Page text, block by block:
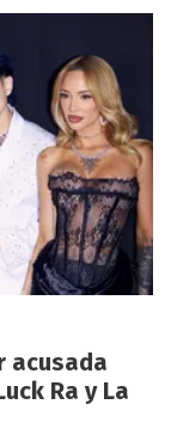
acusada
Ra y La